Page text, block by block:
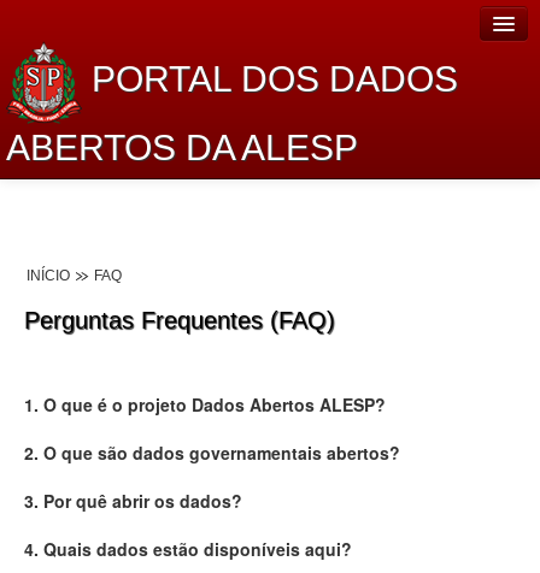
PORTAL DOS DADOS
ABERTOS DA ALESP
Lei de Acesso à Informação
INÍCIO FAQ
Perguntas Frequentes (FAQ)
1. O que é o projeto Dados Abertos ALESP?
2. O que são dados governamentais abertos?
3. Por quê abrir os dados?
4. Quais dados estão disponíveis aqui?